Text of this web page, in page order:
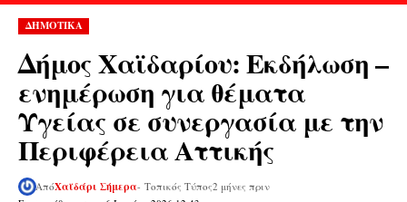
ΔΗΜΟΤΙΚΑ
Δήμος Χαϊδαρίου: Εκδήλωση –
ενημέρωση για θέματα
Υγείας σε συνεργασία με την
Περιφέρεια Αττικής
ΑπόΧαϊδάρι Σήμερα- Τοπικός Τύπος2 μήνες πριν